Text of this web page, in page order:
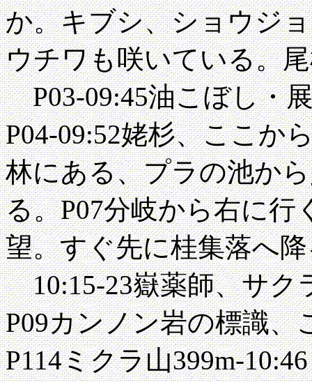
か。キブシ、ショウジ
ウチワも咲いている。
P03-09:45油こぼし・
P04-09:52姥杉、ここか
林にある、プラの池か
る。P07分岐から右に行
望。すぐ先に桂集落へ
10:15-23嶽薬師、サク
P09カンノン岩の標識
P114ミクラ山399m-10:46